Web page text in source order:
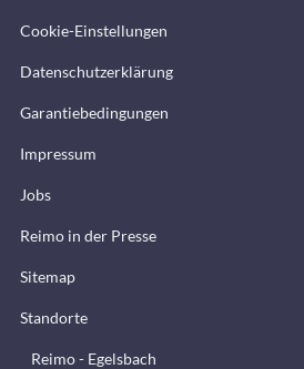
Cookie-Einstellungen
Datenschutzerklärung
Garantiebedingungen
Impressum
Jobs
Reimo in der Presse
Sitemap
Standorte
Reimo - Egelsbach